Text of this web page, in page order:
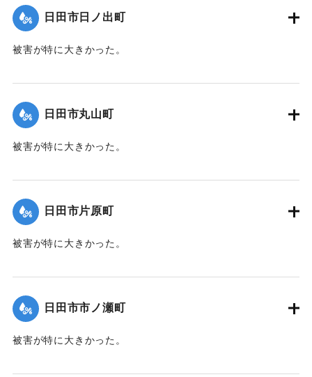
｜固有コード: 00485005
日田市日ノ出町
被害が特に大きかった。
｜固有コード: 00485006
日田市丸山町
被害が特に大きかった。
｜固有コード: 00485007
日田市片原町
被害が特に大きかった。
｜固有コード: 00485008
日田市市ノ瀬町
被害が特に大きかった。